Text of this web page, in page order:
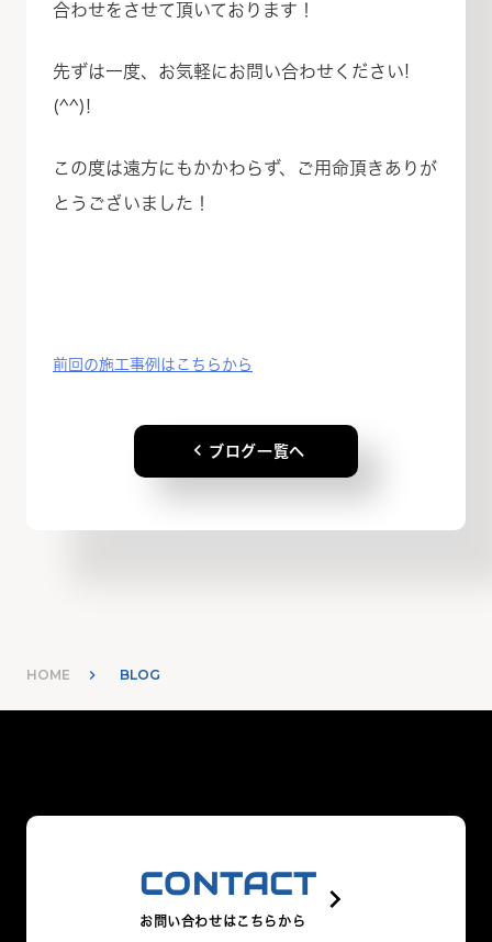
合わせをさせて頂いております！
先ずは一度、お気軽にお問い合わせください!
(^^)!
この度は遠方にもかかわらず、ご用命頂きありが
とうございました！
前回の施工事例はこちらから
keyboard_arrow_left ブログ一覧へ
HOME BLOG
CONTACT
お問い合わせはこちらから
keyboard_arrow_right